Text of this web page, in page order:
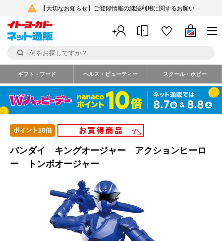
【大切なお知らせ】ご登録情報の継続利用に関するお願い
ギフト・フード ヘルス・ビューティー スクール・ホビー
バンダイ キングオージャー アクションヒーロ
ー トンボオージャー